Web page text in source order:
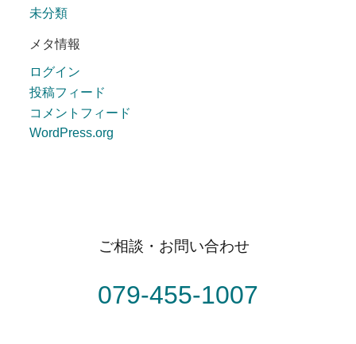
未分類
メタ情報
ログイン
投稿フィード
コメントフィード
WordPress.org
ご相談・お問い合わせ
079-455-1007